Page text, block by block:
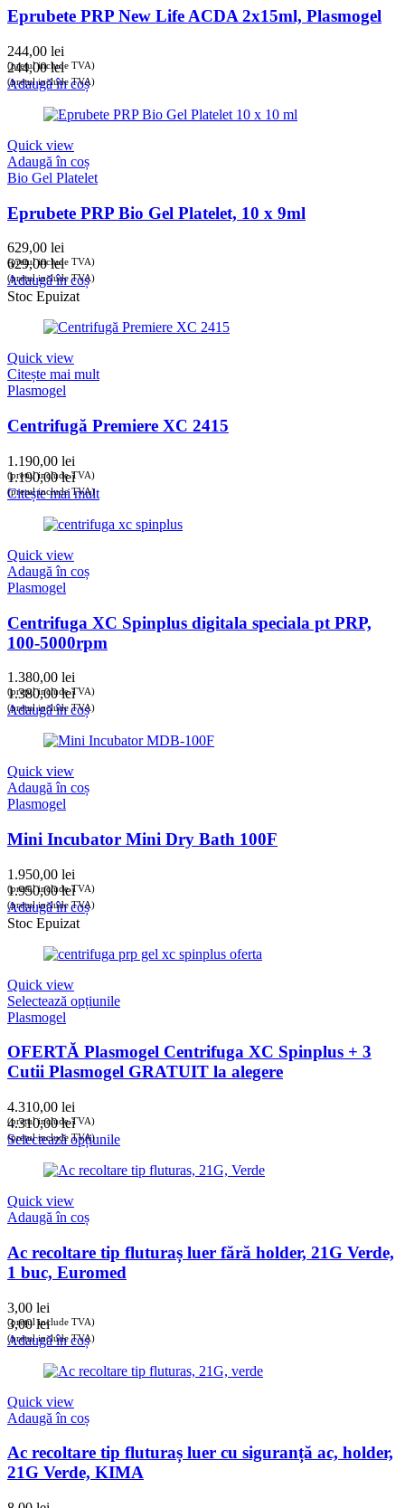
Eprubete PRP New Life ACDA 2x15ml, Plasmogel
244,00 lei
(prețul include TVA)
244,00lei
(prețul include TVA)
Adaugă în coș
Quick view
Adaugă în coș
Bio Gel Platelet
Eprubete PRP Bio Gel Platelet, 10 x 9ml
629,00 lei
(prețul include TVA)
629,00lei
(prețul include TVA)
Adaugă în coș
Stoc Epuizat
Quick view
Citește mai mult
Plasmogel
Centrifugă Premiere XC 2415
1.190,00 lei
(prețul include TVA)
1.190,00lei
(prețul include TVA)
Citește mai mult
Quick view
Adaugă în coș
Plasmogel
Centrifuga XC Spinplus digitala speciala pt PRP,
100-5000rpm
1.380,00 lei
(prețul include TVA)
1.380,00lei
(prețul include TVA)
Adaugă în coș
Quick view
Adaugă în coș
Plasmogel
Mini Incubator Mini Dry Bath 100F
1.950,00 lei
(prețul include TVA)
1.950,00lei
(prețul include TVA)
Adaugă în coș
Stoc Epuizat
Quick view
Selectează opțiunile
Plasmogel
OFERTĂ Plasmogel Centrifuga XC Spinplus + 3
Cutii Plasmogel GRATUIT la alegere
4.310,00 lei
(prețul include TVA)
4.310,00lei
(prețul include TVA)
Selectează opțiunile
Quick view
Adaugă în coș
Ac recoltare tip fluturaș luer fără holder, 21G Verde,
1 buc, Euromed
3,00 lei
(prețul include TVA)
3,00lei
(prețul include TVA)
Adaugă în coș
Quick view
Adaugă în coș
Ac recoltare tip fluturaș luer cu siguranță ac, holder,
21G Verde, KIMA